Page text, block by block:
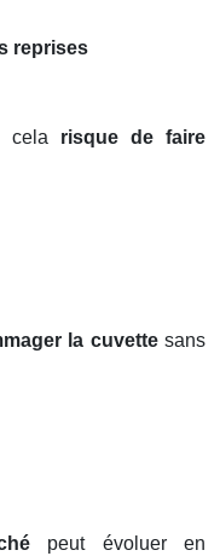
reprises
cela risque de faire
la cuvettesans
peut évoluer en